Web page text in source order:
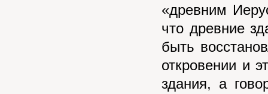
«древним
что древние
быть
откровении и
здания, а